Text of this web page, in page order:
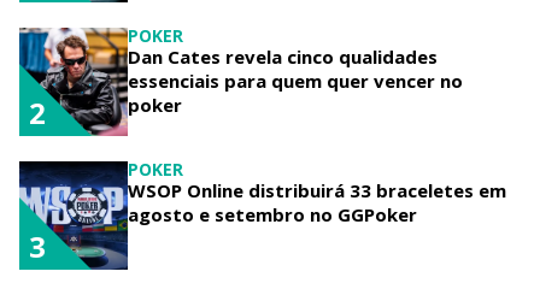
POKER
Dan Cates revela cinco qualidades
essenciais para quem quer vencer no
poker
2
POKER
WSOP Online distribuirá 33 braceletes em
agosto e setembro no GGPoker
3